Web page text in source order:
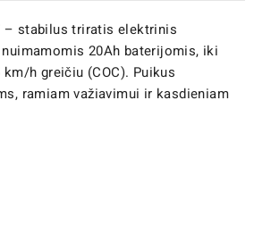
– stabilus triratis elektrinis
20Ah baterijomis, iki
h greičiu (COC). Puikus
ramiam važiavimui ir kasdieniam